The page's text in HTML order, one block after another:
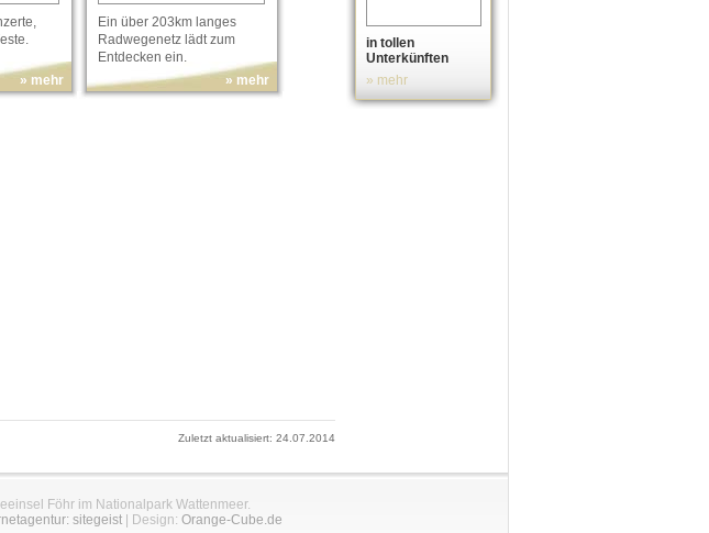
» mehr
Ein über 203km langes
Radwegenetz lädt zum
Entdecken ein.
» mehr
in tollen
Unterkünften
» mehr
Zuletzt aktualisiert: 24.07.2014
Föhr im Nationalpark Wattenmeer.
sitegeist| Design: Orange-Cube.de